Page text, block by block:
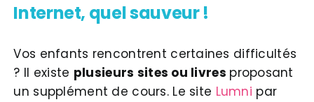
Internet, quel sauveur !
Vos enfants rencontrent certaines difficultés
? Il existe plusieurs sites ou livres proposant
un supplément de cours. Le site Lumni par